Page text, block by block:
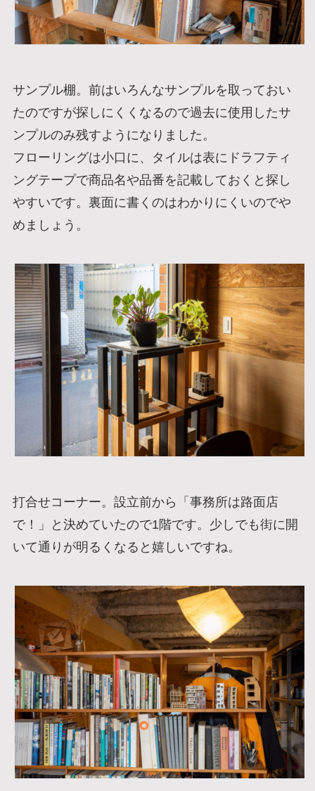
サンプル棚。前はいろんなサンプルを取っておい
たのですが探しにくくなるので過去に使用したサ
ンプルのみ残すようになりました。
フローリングは小口に、タイルは表にドラフティ
ングテープで商品名や品番を記載しておくと探し
やすいです。裏面に書くのはわかりにくいのでや
めましょう。
打合せコーナー。設立前から「事務所は路面店
で！」と決めていたので1階です。少しでも街に開
いて通りが明るくなると嬉しいですね。